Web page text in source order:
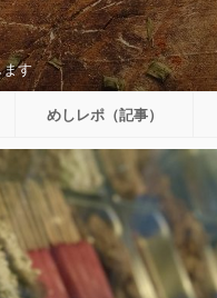
ます
めしレポ（記事）